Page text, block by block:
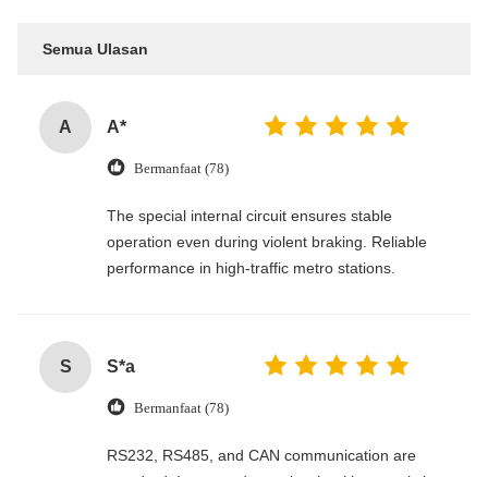
Semua Ulasan
A A*
Bermanfaat (78)
The special internal circuit ensures stable
operation even during violent braking. Reliable
performance in high-traffic metro stations.
S S*a
Bermanfaat (78)
RS232, RS485, and CAN communication are